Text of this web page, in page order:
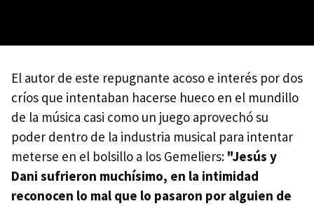
El autor de este repugnante acoso e interés por dos
críos que intentaban hacerse hueco en el mundillo
de la música casi como un juego aprovechó su
poder dentro de la industria musical para intentar
meterse en el bolsillo a los Gemeliers: "Jesús y
Dani sufrieron muchísimo, en la intimidad
reconocen lo mal que lo pasaron por alguien de